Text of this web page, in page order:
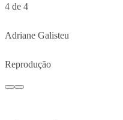
4 de 4
Adriane Galisteu
Reprodução